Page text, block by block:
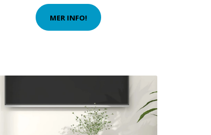
MER INFO!